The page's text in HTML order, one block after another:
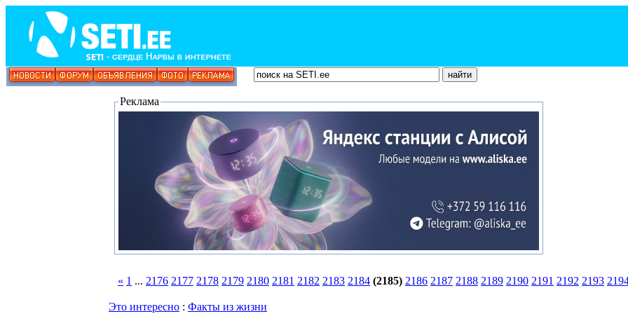
Реклама
« 1 ... 2176 2177 2178 2179 2180 2181 2182 2183 2184 (2185) 2186 2187 2188 2189 2190 2191 2192 2193
Это интересно : Факты из жизни